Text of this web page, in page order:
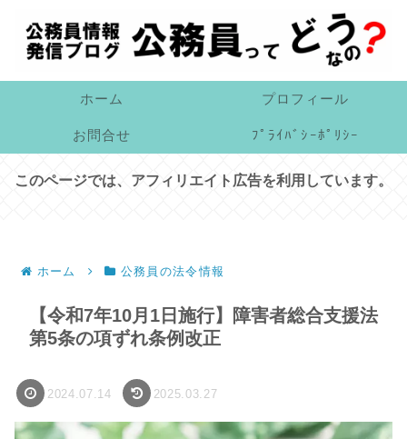
ホーム プロフィール
お問合せ ﾌﾟﾗｲﾊﾞｼｰﾎﾟﾘｼｰ
このページでは、アフィリエイト広告を利用しています。
ホーム 公務員の法令情報
【令和7年10月1日施行】障害者総合支援法
第5条の項ずれ条例改正
2024.07.14 2025.03.27